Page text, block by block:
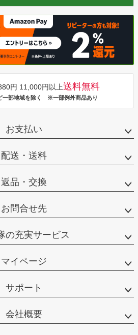
円 11,000円以上送料無料
一部地域を除く ※一部例外商品あり
お支払い
配送・送料
返品・交換
お問合せ先
の充実サービス
マイページ
サポート
会社概要